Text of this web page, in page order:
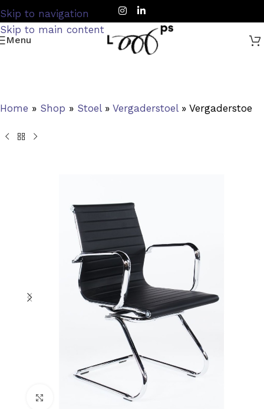
Skip to navigation
Skip to main content
Menu
Home » Shop » Stoel» Vergaderstoel» Vergaderstoel
Klik om te vergroten